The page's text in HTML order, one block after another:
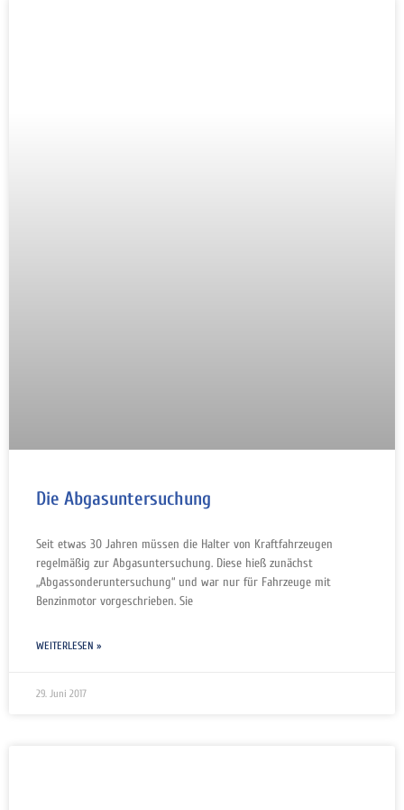
Die Abgasuntersuchung
Seit etwas 30 Jahren müssen die Halter von Kraftfahrzeugen
regelmäßig zur Abgasuntersuchung. Diese hieß zunächst
„Abgassonderuntersuchung“ und war nur für Fahrzeuge mit
Benzinmotor vorgeschrieben. Sie
WEITERLESEN »
29. Juni 2017